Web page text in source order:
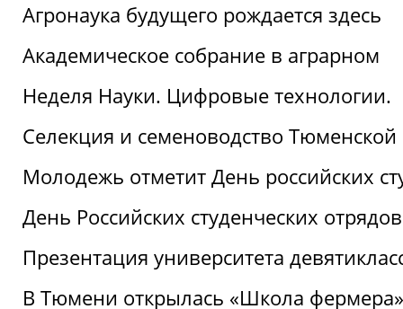
Агронаука будущего рождается здесь
Академическое собрание в аграрном
Неделя Науки. Цифровые технологии.
Селекция и семеноводство Тюменской
Молодежь отметит День российских
День Российских студенческих
Презентация университета
В Тюмени открылась «Школа фермера»